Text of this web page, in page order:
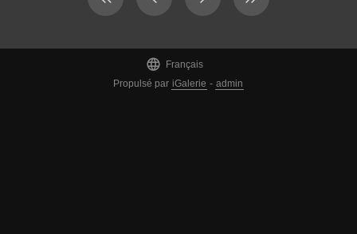

Français
Propulsé par iGalerie - admin